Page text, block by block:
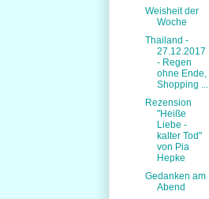
Weisheit der
Woche
Thailand -
27.12.2017
- Regen
ohne Ende,
Shopping ...
Rezension
"Heiße
Liebe -
kalter Tod"
von Pia
Hepke
Gedanken am
Abend